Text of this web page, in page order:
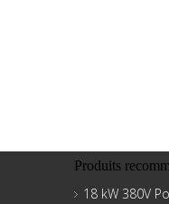
Produits
18 kW 380V